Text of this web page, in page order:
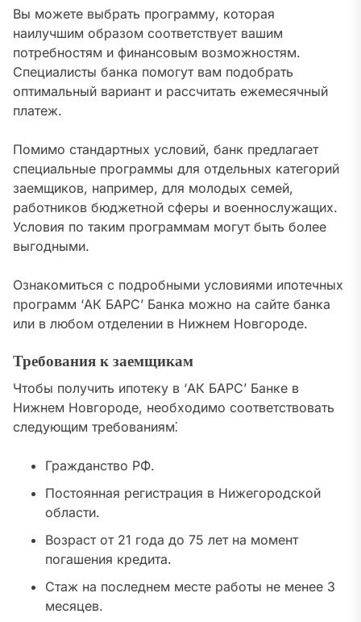
Вы можете выбрать программу, которая
наилучшим образом соответствует вашим
потребностям и финансовым возможностям.
Специалисты банка помогут вам подобрать
оптимальный вариант и рассчитать ежемесячный
платеж.
Помимо стандартных условий, банк предлагает
специальные программы для отдельных категорий
заемщиков, например, для молодых семей,
работников бюджетной сферы и военнослужащих.
Условия по таким программам могут быть более
выгодными.
Ознакомиться с подробными условиями ипотечных
программ ‘АК БАРС’ Банка можно на сайте банка
или в любом отделении в Нижнем Новгороде.
Требования к заемщикам
Чтобы получить ипотеку в ‘АК БАРС’ Банке в
Нижнем Новгороде, необходимо соответствовать
следующим требованиям⁚
Гражданство РФ.
Постоянная регистрация в Нижегородской
области.
Возраст от 21 года до 75 лет на момент
погашения кредита.
Стаж на последнем месте работы не менее 3
месяцев.